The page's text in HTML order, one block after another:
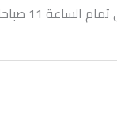
هذا وقد